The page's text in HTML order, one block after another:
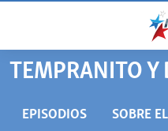
accesibilidad
contenido
TITULARES
CUBA
TEMPRANITO
EPISODIOS SOBRE